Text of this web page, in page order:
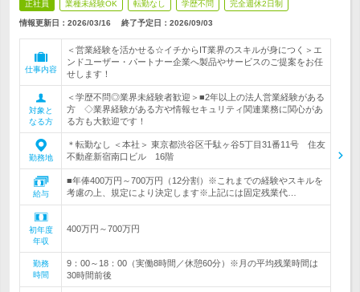
正社員 業種未経験OK 転勤なし 学歴不問 完全週休2日制
情報更新日：2026/03/16 終了予定日： 2026/09/03
仕事内容
＜営業経験を活かせる☆イチからIT業界のスキルが身につく＞エ
ンドユーザー・パートナー企業へ製品やサービスのご提案をお任
せします！
対象と
なる方
＜学歴不問◎業界未経験者歓迎＞■2年以上の法人営業経験がある
方 ◇業界経験がある方や情報セキュリティ関連業務に関心があ
る方も大歓迎です！
勤務地
＊転勤なし ＜本社＞ 東京都渋谷区千駄ヶ谷5丁目31番11号 住友
不動産新宿南口ビル 16階
給与
■年俸400万円～700万円（12分割）※これまでの経験やスキルを
考慮の上、規定により決定します※上記には固定残業代…
初年度
年収
400万円～700万円
勤務
時間
9：00～18：00（実働8時間／休憩60分）※月の平均残業時間は
30時間前後